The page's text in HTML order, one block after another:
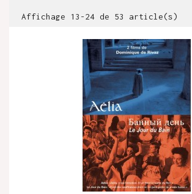
Affichage 13-24 de 53 article(s)